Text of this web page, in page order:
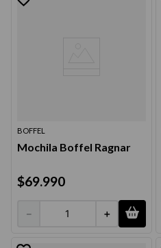
BOFFEL
Mochila Boffel Ragnar
$69.990
＋
－